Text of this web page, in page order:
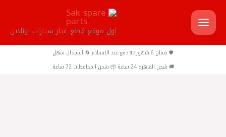
تخطي
إلى
المحتوى
اول موقع قطع غيار سيارات اونلاين
🛡️ ضمان 6 شهور 💵 دفع عند الاستلام 🔄 استبدال سهل
🚚 شحن القاهرة 24 ساعة 📦 شحن المحافظات 72 ساعة